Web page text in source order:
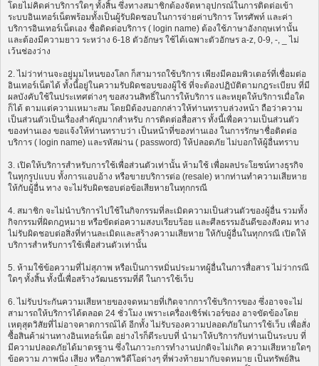
โดยไม่คิดค่าบริการใดๆ ทั้งสิ้น ซึ่งทางสมาชิกต้องจัดหาอุปกรณ์ในการติดต่อเข้า
ระบบอินเทอร์เน็ตพร้อมทั้งเป็นผู้รับผิดชอบในการจ่ายค่าบริการ โทรศัพท์ และค่า
บริการอินเทอร์เน็ตเอง ชื่อติดต่อบริการ ( login name) ต้องใช้ภาษาอังกฤษเท่านั้น
และต้องมีความยาว ระหว่าง 6-18 ตัวอักษร ใช้ได้เฉพาะตัวอักษร a-z, 0-9, -, _ ไม่
เว้นช่องว่าง
2. ไม่ว่าท่านจะอยู่มุมไหนของโลก ก็สามารถใช้บริการ เพียงมีคอมพิวเตอร์ที่เชื่อมต่อ
อินเทอร์เน็ตได้ ทั้งนี้อยู่ในความรับผิดชอบของผู้ใช้ ที่จะต้องปฏิบัติตามกฎระเบียบ ที่มี
ผลบังคับใช้ในประเทศต่างๆ ขอสงวนสิทธิ์ในการให้บริการ และหยุดให้บริการเมื่อใด
ก็ได้ ตามแต่ความเหมาะสม โดยมิต้องบอกกล่าวให้ท่านทราบล่วงหน้า ถือว่าความ
เป็นส่วนตัวเป็นเรื่องสำคัญมากสำหรับ การติดต่อสื่อสาร ทั้งนี้เพื่อความเป็นส่วนตัว
ของท่านเอง ขอแจ้งให้ท่านทราบว่า เป็นหน้าที่ของท่านเอง ในการรักษาชื่อติดต่อ
บริการ ( login name) และรหัสผ่าน ( password) ให้ปลอดภัย ไม่บอกให้ผู้อื่นทราบ
3. เปิดให้บริการสำหรับการใช้เพื่อส่วนตัวเท่านั้น ห้ามใช้ เพื่อผลประโยชน์ทางธุรกิจ
ในทุกรูปแบบ ทั้งการแอบอ้าง หรือขายบริการต่อ (resale) หากท่านทำความเสียหาย
ให้กับผู้อื่น ทาง จะไม่รับผิดชอบต่อข้อเสียหายในทุกกรณี
4. สมาชิก จะไม่นำบริการไปใช้ในกิจกรรมที่ละเมิดความเป็นส่วนตัวของผู้อื่น รวมทั้ง
กิจกรรมที่ผิดกฎหมาย หรือขัดต่อความสงบเรียบร้อย และศีลธรรมอันดีของสังคม ทาง
ไม่รับผิดชอบต่อสิ่งที่ท่านละเมิดและสร้างความเสียหาย ให้กับผู้อื่นในทุกกรณี เปิดให้
บริการสำหรับการใช้เพื่อส่วนตัวเท่านั้น
5. ห้ามใช้ข้อความที่ไม่สุภาพ หรือเป็นการหมิ่นประมาทผู้อื่นในการสื่อสาร ไม่ว่ากรณี
ใดๆ ทั้งสิ้น ทั้งนี้เพื่อสร้างวัฒนธรรมที่ดี ในการใช้เว็บ
6. ไม่รับประกันความเสียหายของจดหมายที่เกิดจากการใช้บริการของ ซึ่งอาจจะไม่
สามารถให้บริการได้ตลอด 24 ชั่วโมง เพราะเครื่องเซิร์ฟเวอร์ของ อาจขัดข้องโดย
เหตุสุดวิสัยที่ไม่อาจคาดการณ์ได้ อีกทั้ง ไม่รับรองความปลอดภัยในการใช้เว็บ เพื่อสั่ง
ซื้อสินค้าผ่านทางอินเทอร์เน็ต อย่างไรก็ดีระบบที่ นำมาให้บริการกับท่านเป็นระบบ ที่
มีความปลอดภัยได้มาตรฐาน ซึ่งในภาวะการทำงานปกติจะไม่เกิด ความเสียหายใดๆ
ข้อความ ภาพนิ่ง เสียง หรือภาพวิดีโอต่างๆ ที่พ่วงท้ายมากับจดหมาย เป็นทรัพย์สิน